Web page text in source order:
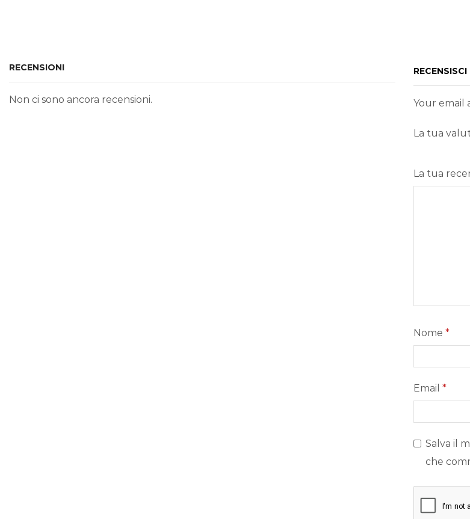
RECENSIONI
Non ci sono ancora recensioni. Your email
La tua
La tua
Nome *
Email *
Salva il
che